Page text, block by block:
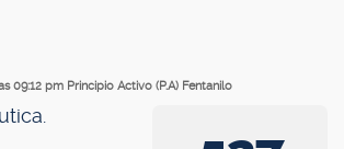
09:12 pm Principio Activo (P.A) Fentanilo